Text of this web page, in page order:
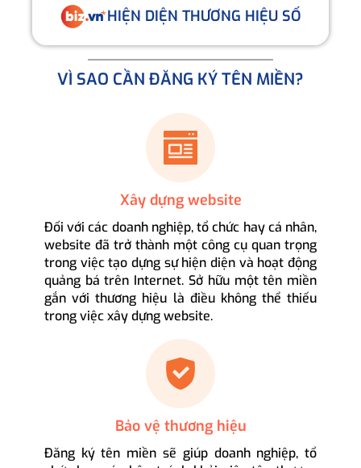
HIỆN DIỆN THƯƠNG HIỆU SỐ
VÌ SAO CẦN ĐĂNG KÝ TÊN MIỀN?
Xây dựng website
Đối với các doanh nghiệp, tổ chức hay cá nhân,
website đã trở thành một công cụ quan trọng
trong việc tạo dựng sự hiện diện và hoạt động
quảng bá trên Internet. Sở hữu một tên miền
gắn với thương hiệu là điều không thể thiếu
trong việc xây dựng website.
Bảo vệ thương hiệu
Đăng ký tên miền sẽ giúp doanh nghiệp, tổ